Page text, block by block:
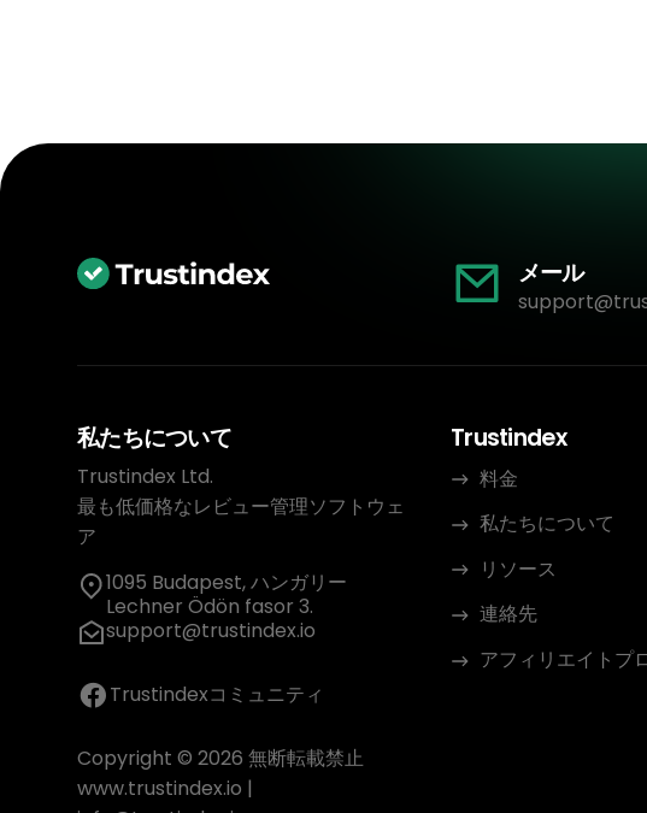
メール
私たちについて
Trustindex Ltd.
最も低価格なレビュー管理ソフトウェ
ア
1095 Budapest, ハンガリー
Lechner Ödön fasor 3.
support@trustindex.io
Trustindexコミュニティ
Copyright © 2026 無断転載禁止
www.trustindex.io |
Trustindex
料金
私たちについて
リソース
連絡先
アフィリエイトプ